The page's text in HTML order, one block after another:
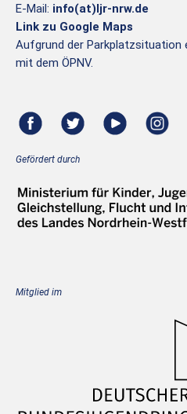
E-Mail: info(at)ljr-nrw.de
Link zu Google Maps
Aufgrund der
mit dem ÖPNV.
Gefördert durch
Mitglied im